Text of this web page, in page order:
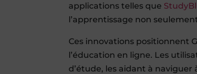
applications telles que
l’apprentissage non
Ces innovations positionnent
l’éducation en ligne. Les
d’étude, les aidant à